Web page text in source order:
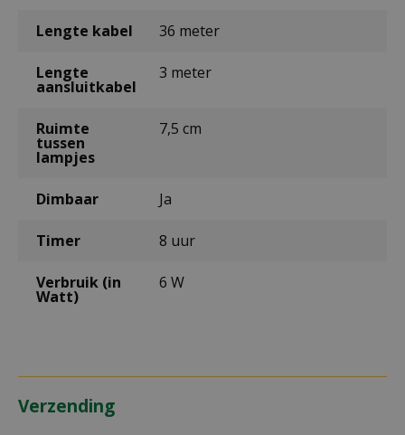
Lengte kabel 36 meter
Lengte
aansluitkabel
3 meter
Ruimte
tussen
lampjes
7,5 cm
Dimbaar Ja
Timer 8 uur
Verbruik (in
Watt)
6 W
Verzending